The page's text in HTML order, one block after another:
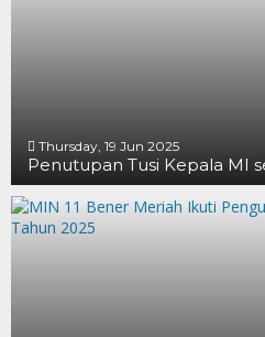
Thursday, 19 Jun 2025
Penutupan Tusi Kepala MI